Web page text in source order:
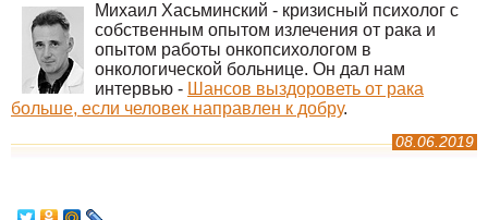
Михаил Хасьминский - кризисный психолог с
собственным опытом излечения от рака и
опытом работы онкопсихологом в
онкологической больнице. Он дал нам
интервью - Шансов выздороветь от рака
больше, если человек направлен к добру.
08.06.2019